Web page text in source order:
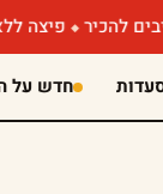
פיצה ללא
חדש על